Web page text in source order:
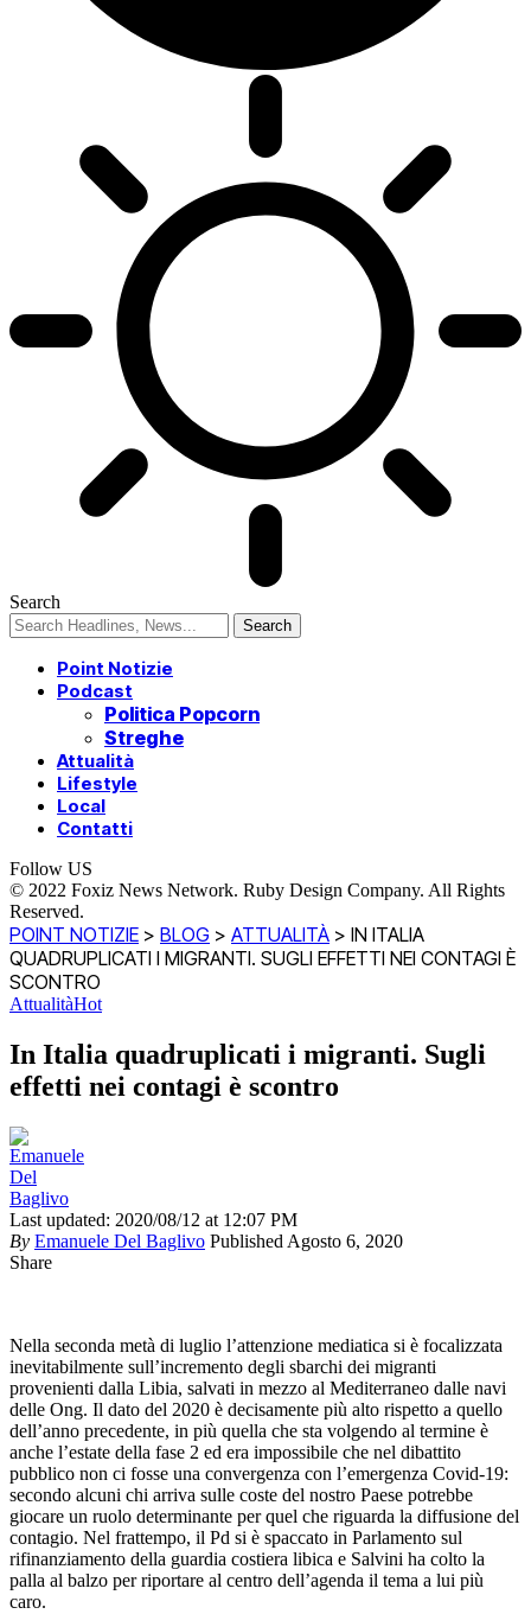
Search
Point Notizie
Podcast
Politica Popcorn
Streghe
Attualità
Lifestyle
Local
Contatti
Follow US
© 2022 Foxiz News Network. Ruby Design Company. All Rights
Reserved.
POINT NOTIZIE > BLOG > ATTUALITÀ > IN ITALIA
QUADRUPLICATI I MIGRANTI. SUGLI EFFETTI NEI CONTAGI È
SCONTRO
AttualitàHot
In Italia quadruplicati i migranti. Sugli
effetti nei contagi è scontro
Last updated: 2020/08/12 at 12:07 PM
By Emanuele Del Baglivo Published Agosto 6, 2020
Share
Nella seconda metà di luglio l’attenzione mediatica si è focalizzata
inevitabilmente sull’incremento degli sbarchi dei migranti
provenienti dalla Libia, salvati in mezzo al Mediterraneo dalle navi
delle Ong. Il dato del 2020 è decisamente più alto rispetto a quello
dell’anno precedente, in più quella che sta volgendo al termine è
anche l’estate della fase 2 ed era impossibile che nel dibattito
pubblico non ci fosse una convergenza con l’emergenza Covid-19:
secondo alcuni chi arriva sulle coste del nostro Paese potrebbe
giocare un ruolo determinante per quel che riguarda la diffusione del
contagio. Nel frattempo, il Pd si è spaccato in Parlamento sul
rifinanziamento della guardia costiera libica e Salvini ha colto la
palla al balzo per riportare al centro dell’agenda il tema a lui più
caro.